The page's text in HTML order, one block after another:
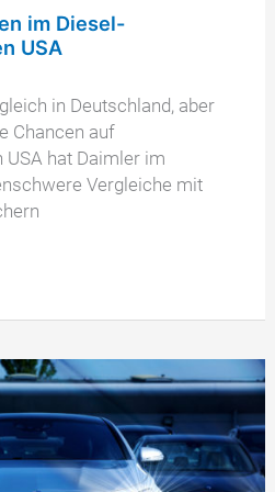
im Diesel-
USA
in Deutschland, aber
Chancen auf
USA hat Daimler im
Vergleiche mit